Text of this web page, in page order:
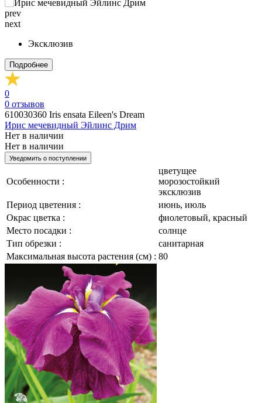
prev
next
Эксклюзив
Подробнее
0
0 отзывов
610030360 Iris ensata Eileen's Dream
Ирис мечевидный Эйлинс Дрим
Нет в наличии
Нет в наличии
Уведомить о поступлении
Особенности :
цветущее
морозостойкий
эксклюзив
Период цветения :
июнь, июль
Окрас цветка :
фиолетовый, красный
Место посадки :
солнце
Тип обрезки :
санитарная
Максимальная высота растения (см) : 80